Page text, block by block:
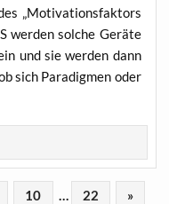
„Moti­va­ti­ons­fak­tors
wer­den sol­che Gerä­te
und sie wer­den dann
sich Para­dig­men oder
10 … 22 »